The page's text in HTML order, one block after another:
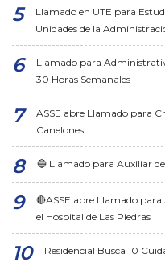
Llamado en UTE para
Unidades de la
Llamado para
30 Horas Semanales
ASSE abre Llamado para
Canelones
🔵 Llamado para Auxiliar
🔴ASSE abre Llamado
el Hospital de Las Piedras
Residencial Busca 10